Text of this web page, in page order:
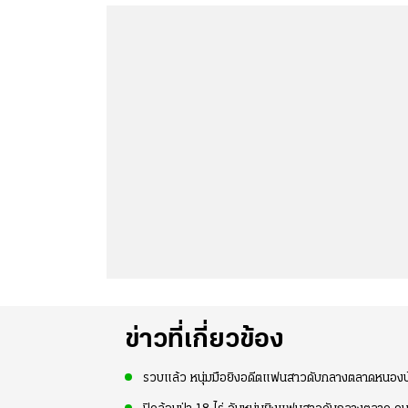
ข่าวที่เกี่ยวข้อง
รวบแล้ว หนุ่มมือยิงอดีตแฟนสาวดับกลางตลาดหนอง